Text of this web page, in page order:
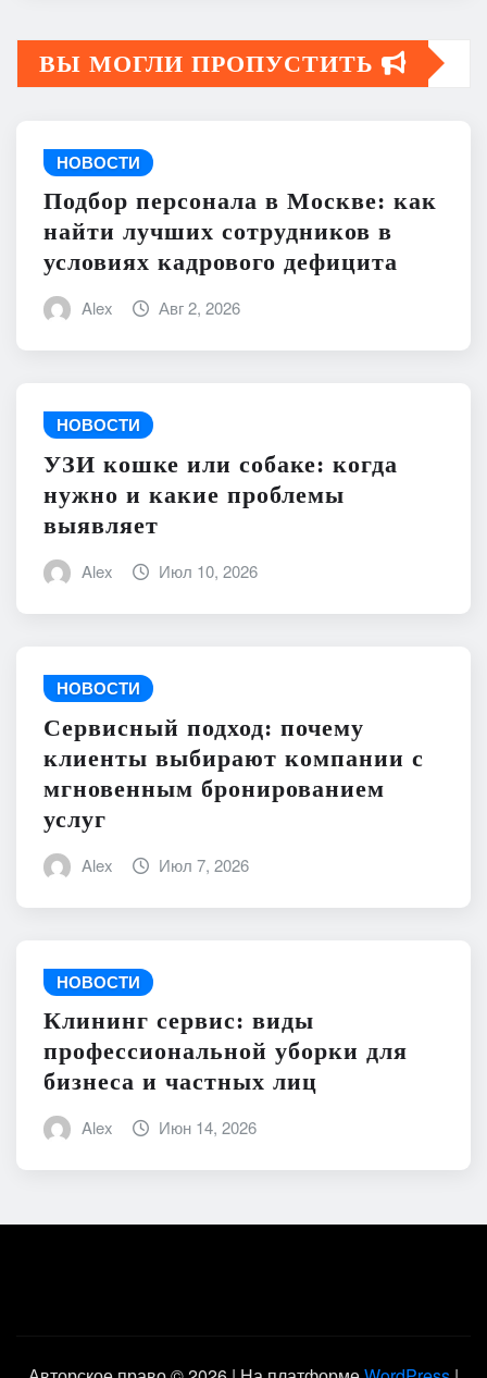
ВЫ МОГЛИ ПРОПУСТИТЬ
НОВОСТИ
Подбор персонала в Москве: как
найти лучших сотрудников в
условиях кадрового дефицита
Alex Авг 2, 2026
НОВОСТИ
УЗИ кошке или собаке: когда
нужно и какие проблемы
выявляет
Alex Июл 10, 2026
НОВОСТИ
Сервисный подход: почему
клиенты выбирают компании с
мгновенным бронированием
услуг
Alex Июл 7, 2026
НОВОСТИ
Клининг сервис: виды
профессиональной уборки для
бизнеса и частных лиц
Alex Июн 14, 2026